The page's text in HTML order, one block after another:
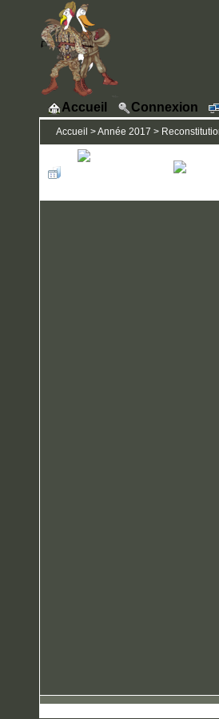
Accueil Connexion
Accueil >Année 2017 >